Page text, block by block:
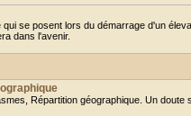
se posent lors du démarrage d'un
dans l'avenir.
Répartition géographique. Un doute